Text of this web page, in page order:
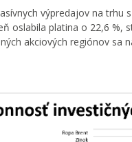
výpredajov na trhu
oslabila platina o 22,6
akciových regiónov sa